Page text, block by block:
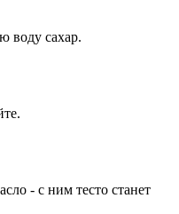
воду сахар.
- с ним тесто станет